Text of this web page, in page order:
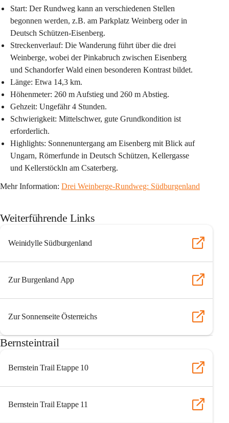
Start: Der Rundweg kann an verschiedenen Stellen
begonnen werden, z.B. am Parkplatz Weinberg oder in
Deutsch Schützen-Eisenberg.
Streckenverlauf: Die Wanderung führt über die drei
Weinberge, wobei der Pinkabruch zwischen Eisenberg
und Schandorfer Wald einen besonderen Kontrast bildet.
Länge: Etwa 14,3 km.
Höhenmeter: 260 m Aufstieg und 260 m Abstieg.
Gehzeit: Ungefähr 4 Stunden.
Schwierigkeit: Mittelschwer, gute Grundkondition ist
erforderlich.
Highlights: Sonnenuntergang am Eisenberg mit Blick auf
Ungarn, Römerfunde in Deutsch Schützen, Kellergasse
und Kellerstöckln am Csaterberg.
Mehr Information: Drei Weinberge-Rundweg: Südburgenland
Weiterführende Links
Weinidylle Südburgenland
Zur Burgenland App
Zur Sonnenseite Österreichs
Bernsteintrail
Bernstein Trail Etappe 10
Bernstein Trail Etappe 11